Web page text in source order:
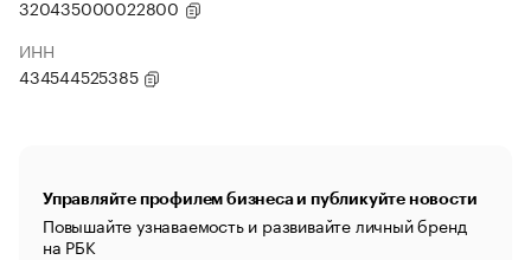
320435000022800
ИНН
434544525385
Управляйте профилем бизнеса и публикуйте новости
Повышайте узнаваемость и развивайте личный бренд
на РБК